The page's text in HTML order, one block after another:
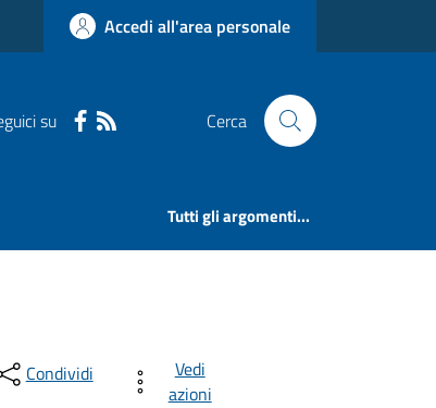
Accedi all'area personale
su Cerca
Tutti gli argomenti...
Condividi
Vedi
azioni